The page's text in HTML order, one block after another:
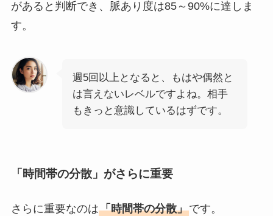
があると判断でき、脈あり度は85～90%に達しま
す。
週5回以上となると、もはや偶然と
は言えないレベルですよね。相手
もきっと意識しているはずです。
「時間帯の分散」がさらに重要
さらに重要なのは「時間帯の分散」です。